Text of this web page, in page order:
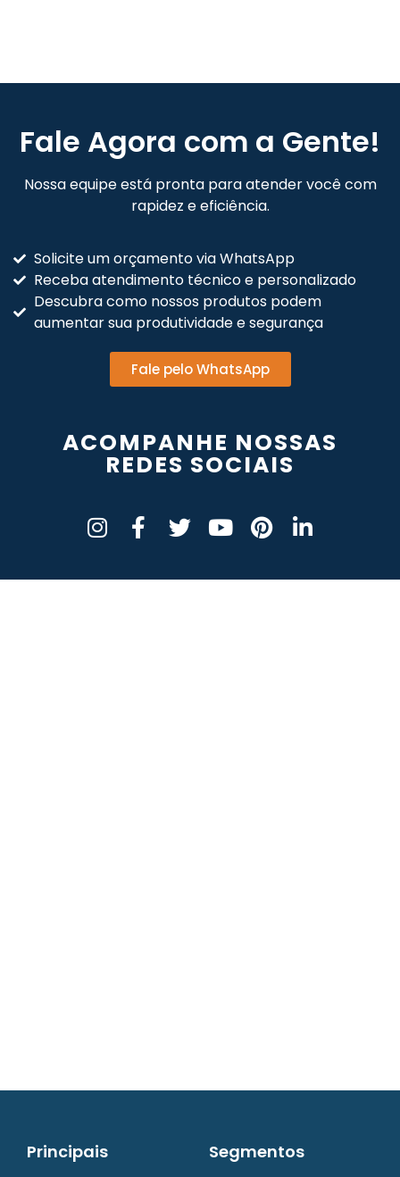
Fale Agora com a Gente!
Nossa equipe está pronta para atender você com
rapidez e eficiência.
Solicite um orçamento via WhatsApp
Receba atendimento técnico e personalizado
Descubra como nossos produtos podem
aumentar sua produtividade e segurança
Fale pelo WhatsApp
ACOMPANHE NOSSAS
REDES SOCIAIS
Principais Segmentos